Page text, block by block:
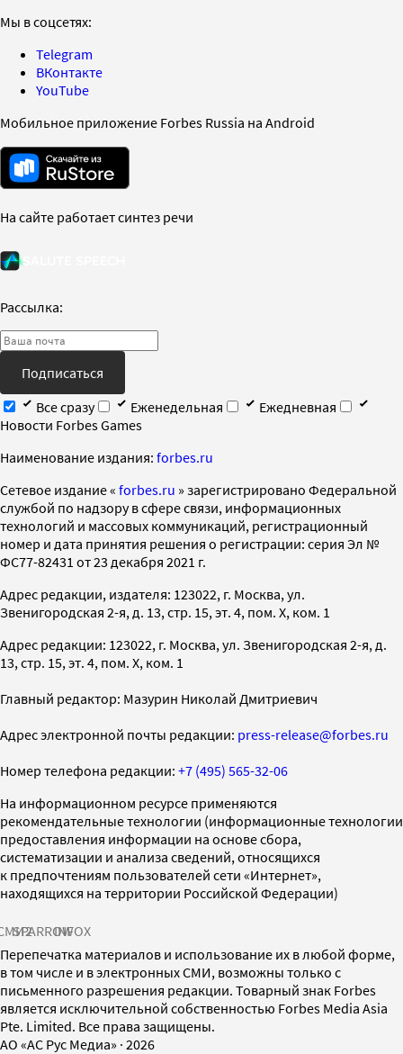
Мы в соцсетях:
Telegram
ВКонтакте
YouTube
Мобильное приложение Forbes Russia на Android
На сайте работает синтез речи
Рассылка:
Подписаться
Все сразу
Еженедельная
Ежедневная
Новости Forbes Games
Наименование издания: forbes.ru
Cетевое издание « forbes.ru » зарегистрировано Федеральной
службой по надзору в сфере связи, информационных
технологий и массовых коммуникаций, регистрационный
номер и дата принятия решения о регистрации: серия Эл №
ФС77-82431 от 23 декабря 2021 г.
Адрес редакции, издателя: 123022, г. Москва, ул.
Звенигородская 2-я, д. 13, стр. 15, эт. 4, пом. X, ком. 1
Адрес редакции: 123022, г. Москва, ул. Звенигородская 2-я, д.
13, стр. 15, эт. 4, пом. X, ком. 1
Главный редактор: Мазурин Николай Дмитриевич
Адрес электронной почты редакции: press-release@forbes.ru
Номер телефона редакции: +7 (495) 565-32-06
На информационном ресурсе применяются
рекомендательные технологии (информационные технологии
предоставления информации на основе сбора,
систематизации и анализа сведений, относящихся
к предпочтениям пользователей сети «Интернет»,
находящихся на территории Российской Федерации)
SPARROWINFOX
Перепечатка материалов и использование их в любой форме,
в том числе и в электронных СМИ, возможны только с
письменного разрешения редакции. Товарный знак Forbes
является исключительной собственностью Forbes Media Asia
Pte. Limited. Все права защищены.
AO «АС Рус Медиа» · 2026